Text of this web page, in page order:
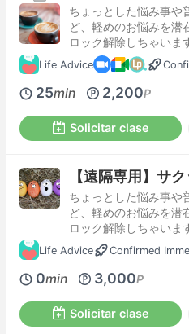
ちょっとした悩み事や
ど、軽めのお悩みを潜
ロック解除しちゃいま
Life Advice
25min 2,200P
Solicitar clase
【遠隔専用】サ
ちょっとした悩み事や
ど、軽めのお悩みを潜
ロック解除しちゃいま
Life Advice Confirmed
0min 3,000P
Solicitar clase